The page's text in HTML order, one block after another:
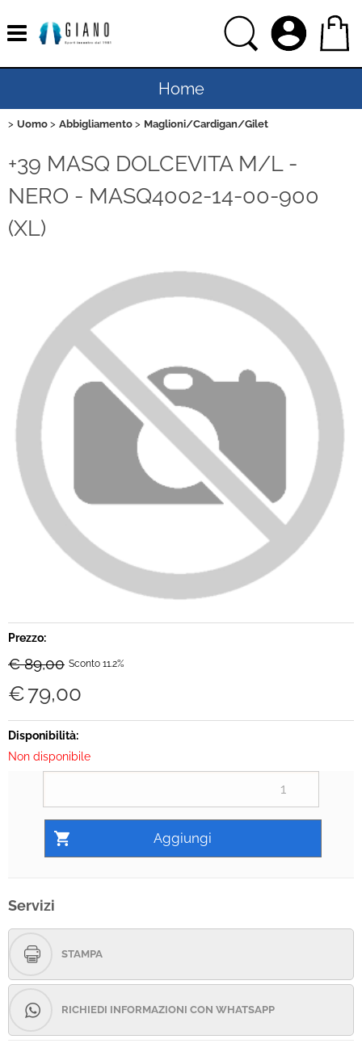
Home
Uomo
Donna
Sport
Brand
Contatti
Uomo Abbigliamento Maglioni/Cardigan/Gilet
+39 MASQ DOLCEVITA M/L -
NERO - MASQ4002-14-00-900
(XL)
Prezzo:
€ 89,00 Sconto 11.2%
€79,00
Disponibilità:
Non disponibile
Servizi
STAMPA
RICHIEDI INFORMAZIONI CON WHATSAPP